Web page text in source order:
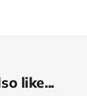
like...